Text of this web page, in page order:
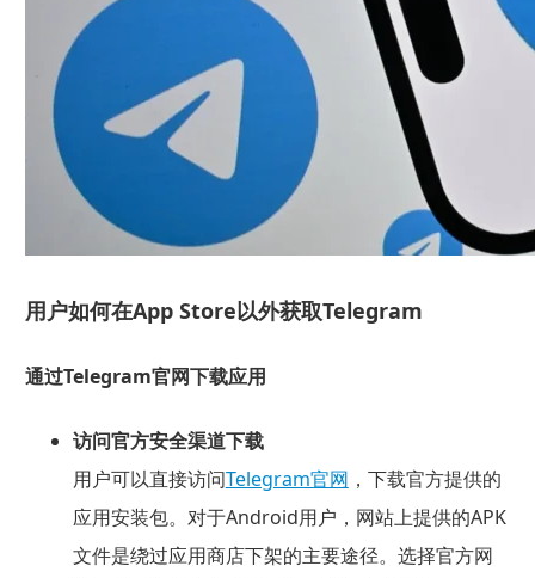
用户如何在App Store以外获取Telegram
通过Telegram官网下载应用
访问官方安全渠道下载
用户可以直接访问Telegram官网 ，下载官方提供的
应用安装包。对于Android用户，网站上提供的APK
文件是绕过应用商店下架的主要途径。选择官方网